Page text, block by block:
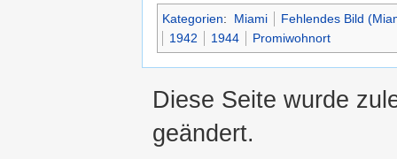
Kategorien: Miami
Fehlendes Bild
1942
1944 Promiwohnort
Diese Seite wurde
geändert.